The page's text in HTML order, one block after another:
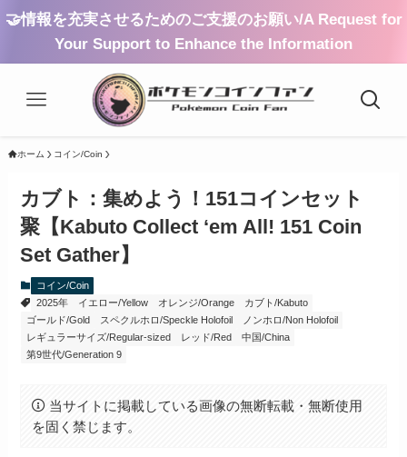
🤝情報を充実させるためのご支援のお願い/A Request for
Your Support to Enhance the Information
ホーム コイン/Coin
カブト：集めよう！151コインセット
聚【Kabuto Collect ‘em All! 151 Coin
Set Gather】
コイン/Coin
2025年
イエロー/Yellow オレンジ/Orange
カブト/Kabuto
ゴールド/Gold
スペクルホロ/Speckle Holofoil
ノンホロ/Non Holofoil
レギュラーサイズ/Regular-sized
レッド/Red
中国/China
第9世代/Generation 9
当サイトに掲載している画像の無断転載・無断使用
を固く禁じます。